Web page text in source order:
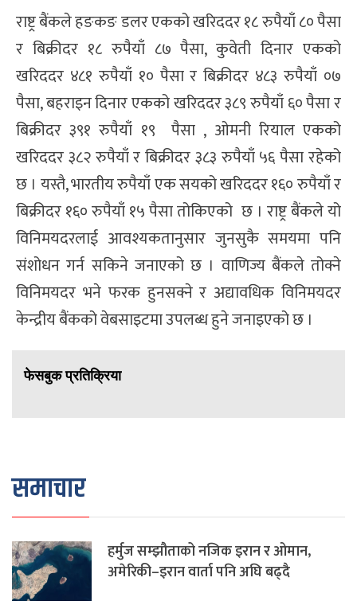
राष्ट्र बैंकले हङकङ डलर एकको खरिददर १८ रुपैयाँ ८० पैसा
र बिक्रीदर १८ रुपैयाँ ८७ पैसा, कुवेती दिनार एकको
खरिददर ४८१ रुपैयाँ १० पैसा र बिक्रीदर ४८३ रुपैयाँ ०७
पैसा, बहराइन दिनार एकको खरिददर ३८९ रुपैयाँ ६० पैसा र
बिक्रीदर ३९१ रुपैयाँ १९ पैसा , ओमनी रियाल एकको
खरिददर ३८२ रुपैयाँ र बिक्रीदर ३८३ रुपैयाँ ५६ पैसा रहेको
छ । यस्तै, भारतीय रुपैयाँ एक सयको खरिददर १६० रुपैयाँ र
बिक्रीदर १६० रुपैयाँ १५ पैसा तोकिएको छ । राष्ट्र बैंकले यो
विनिमयदरलाई आवश्यकतानुसार जुनसुकै समयमा पनि
संशोधन गर्न सकिने जनाएको छ । वाणिज्य बैंकले तोक्ने
विनिमयदर भने फरक हुनसक्ने र अद्यावधिक विनिमयदर
केन्द्रीय बैंकको वेबसाइटमा उपलब्ध हुने जनाइएको छ ।
फेसबुक प्रतिक्रिया
समाचार
हर्मुज सम्झौताको नजिक इरान र ओमान,
अमेरिकी–इरान वार्ता पनि अघि बढ्दै